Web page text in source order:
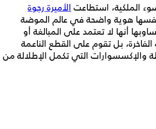
الملكية، استطاعتالأميرة رجوة
هوية واضحة في عالم الموضة
أنها لا تعتمد على المبالغة أو
بل تقوم على القطع الناعمة
والإكسسوارات التي تكمل الإطلالة من